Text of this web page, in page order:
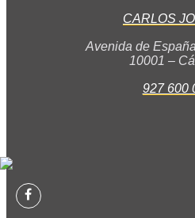
CARLOS
Avenida de
10001 –
927 600